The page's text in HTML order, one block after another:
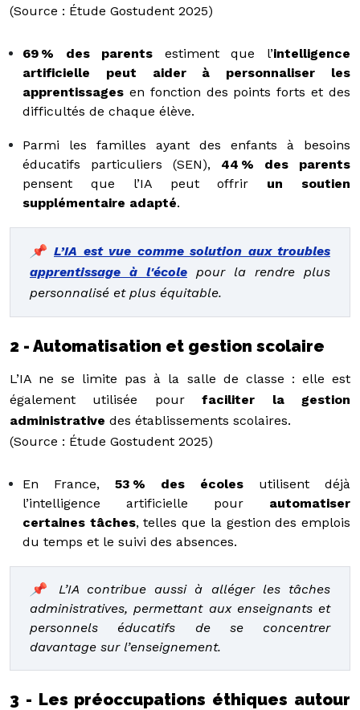
(Source : Étude Gostudent 2025)
69 % des parents estiment que l’intelligence
artificielle peut aider à personnaliser les
apprentissages en fonction des points forts et des
difficultés de chaque élève.
Parmi les familles ayant des enfants à besoins
éducatifs particuliers (SEN), 44 % des parents
pensent que l’IA peut offrir un soutien
supplémentaire adapté.
📌 L’IA est vue comme solution aux troubles
apprentissage à l'école pour la rendre plus
personnalisé et plus équitable.
2 - Automatisation et gestion scolaire
L’IA ne se limite pas à la salle de classe : elle est
également utilisée pourfaciliter la gestion
administrative des établissements scolaires.
(Source : Étude Gostudent 2025)
En France, 53 % des écoles utilisent déjà
l’intelligence artificielle pour automatiser
certaines tâches, telles que la gestion des emplois
du temps et le suivi des absences.
📌 L’IA contribue aussi à alléger les tâches
administratives, permettant aux enseignants et
personnels éducatifs de se concentrer
davantage sur l’enseignement.
3 - Les préoccupations éthiques autour